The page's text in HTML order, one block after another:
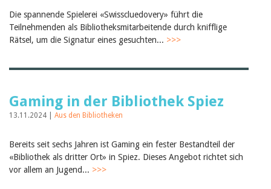
Die spannende Spielerei «Swisscluedovery» führt die
Teilnehmenden als Bibliotheksmitarbeitende durch knifflige
Rätsel, um die Signatur eines gesuchten... >>>
Gaming in der Bibliothek Spiez
13.11.2024 | Aus den Bibliotheken
Bereits seit sechs Jahren ist Gaming ein fester Bestandteil der
«Bibliothek als dritter Ort» in Spiez. Dieses Angebot richtet sich
vor allem an Jugend... >>>